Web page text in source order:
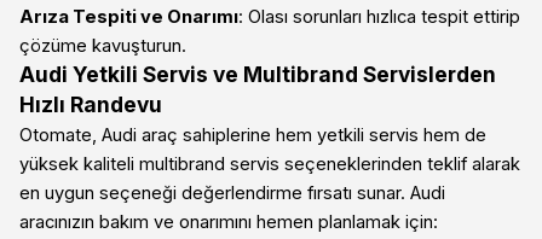
Arıza Tespiti ve Onarımı: Olası sorunları hızlıca tespit ettirip
çözüme kavuşturun.
Audi Yetkili Servis ve Multibrand Servislerden
Hızlı Randevu
Otomate, Audi araç sahiplerine hem yetkili servis hem de
yüksek kaliteli multibrand servis seçeneklerinden teklif alarak
en uygun seçeneği değerlendirme fırsatı sunar. Audi
aracınızın bakım ve onarımını hemen planlamak için: